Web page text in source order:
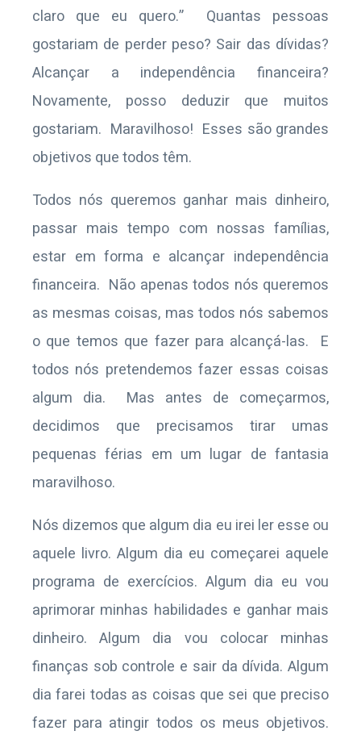
claro que eu quero.” Quantas pessoas
gostariam de perder peso? Sair das dívidas?
Alcançar a independência financeira?
Novamente, posso deduzir que muitos
gostariam. Maravilhoso! Esses são grandes
objetivos que todos têm.
Todos nós queremos ganhar mais dinheiro,
passar mais tempo com nossas famílias,
estar em forma e alcançar independência
financeira. Não apenas todos nós queremos
as mesmas coisas, mas todos nós sabemos
o que temos que fazer para alcançá-las. E
todos nós pretendemos fazer essas coisas
algum dia. Mas antes de começarmos,
decidimos que precisamos tirar umas
pequenas férias em um lugar de fantasia
maravilhoso.
Nós dizemos que algum dia eu irei ler esse ou
aquele livro. Algum dia eu começarei aquele
programa de exercícios. Algum dia eu vou
aprimorar minhas habilidades e ganhar mais
dinheiro. Algum dia vou colocar minhas
finanças sob controle e sair da dívida. Algum
dia farei todas as coisas que sei que preciso
fazer para atingir todos os meus objetivos.